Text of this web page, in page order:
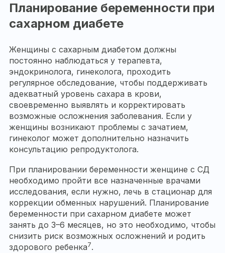
Планирование беременности при
сахарном диабете
Женщины с сахарным диабетом должны
постоянно наблюдаться у терапевта,
эндокринолога, гинеколога, проходить
регулярное обследование, чтобы поддерживать
адекватный уровень сахара в крови,
своевременно выявлять и корректировать
возможные осложнения заболевания. Если у
женщины возникают проблемы с зачатием,
гинеколог может дополнительно назначить
консультацию репродуктолога.
При планировании беременности женщине с СД
необходимо пройти все назначенные врачами
исследования, если нужно, лечь в стационар для
коррекции обменных нарушений. Планирование
беременности при сахарном диабете может
занять до 3–6 месяцев, но это необходимо, чтобы
снизить риск возможных осложнений и родить
здорового ребенка7.